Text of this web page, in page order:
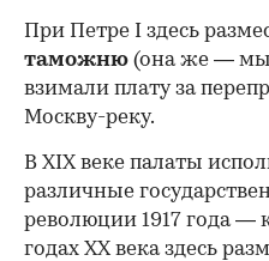
При Петре I здесь
таможню (она же —
взимали плату за
Москву-реку.
В XIX веке палаты
различные
революции 1917 года —
годах XX века здесь